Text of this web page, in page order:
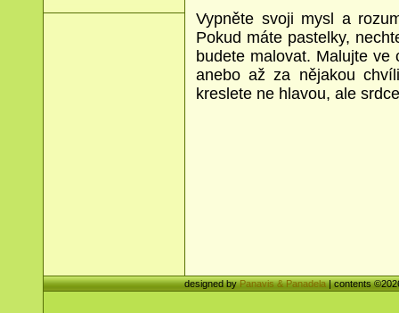
Vypněte svoji mysl a
Pokud máte pastelky,
budete malovat. Malujte ve
anebo až za nějakou
kreslete ne hlavou, ale
designed byPanavis & Panadela| contents